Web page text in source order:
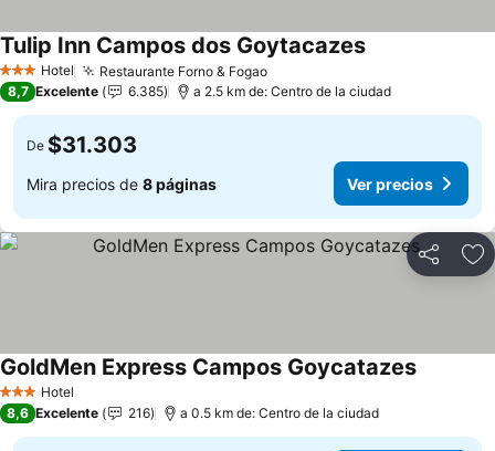
3 Estrellas
Hotel Restaurante Forno & FogaoVer precios
Tulip Inn Campos dos GoytacazesVer precios
8,7 Excelente 6.385 a 2.5 km de: Centro de la ciudad
De $31.303
Mira precios de 8 páginas Ver precios
Compartir
3 Estrellas
Hotel
GoldMen Express Campos GoycatazesVer
8,6 Excelente 216 a 0.5 km de: Centro de la ciudad